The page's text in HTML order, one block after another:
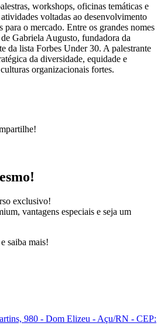
workshops, oficinas temáticas e
voltadas ao desenvolvimento
para o mercado. Entre os grandes nomes
Gabriela Augusto, fundadora da
da lista Forbes Under 30. A palestrante
da diversidade, equidade e
organizacionais fortes.
exclusivo!
vantagens especiais e seja um
saiba mais!
980 - Dom Elizeu - Açu/RN - CEP: